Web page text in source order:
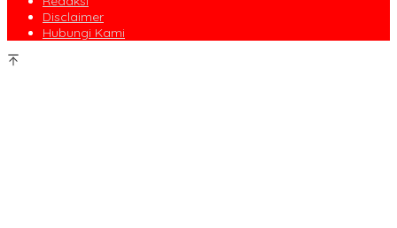
Disclaimer
Hubungi Kami